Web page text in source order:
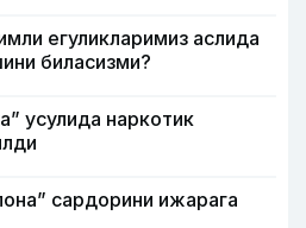
егуликларимиз аслида
биласизми?
усулида наркотик
сардорини ижарага